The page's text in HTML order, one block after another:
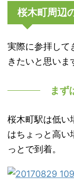
桜木町周辺
実際に参拝して
きたいと思いま
まず
桜木町駅は低い
はちょっと高い
っとで到着。